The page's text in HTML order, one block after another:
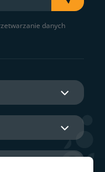
danych